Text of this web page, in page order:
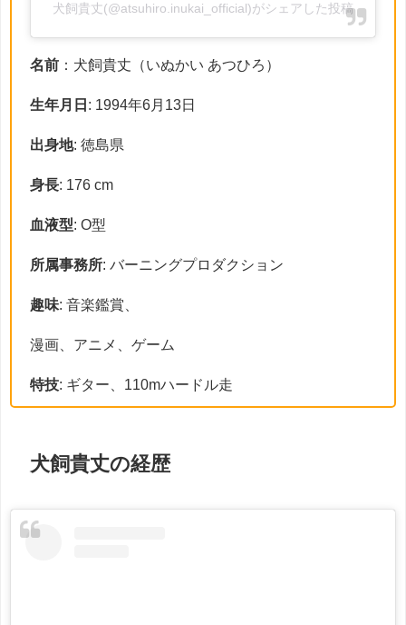
犬飼貴丈(@atsuhiro.inukai_official)がシェアした投稿
名前 ：犬飼貴丈（いぬかい あつひろ）
生年月日 : 1994年6月13日
出身地: 徳島県
身長: 176 cm
血液型: O型
所属事務所: バーニングプロダクション
趣味: 音楽鑑賞、
漫画、アニメ、ゲーム
特技: ギター、110mハードル走
犬飼貴丈の経歴